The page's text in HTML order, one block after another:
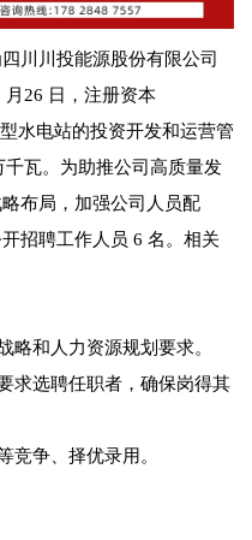
川川投能源股份有限公司
26 日，注册资本
水电站的投资开发和运营管
瓦。为助推公司高质量发
布局，加强公司人员配
招聘工作人员 6 名。相关
略和人力资源规划要求。
求选聘任职者，确保岗得其
竞争、择优录用。